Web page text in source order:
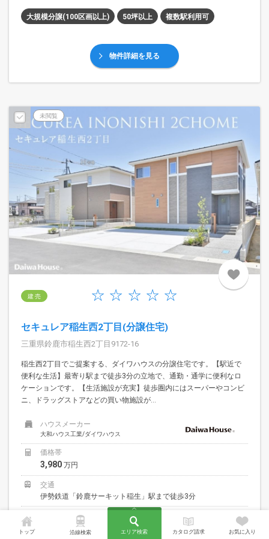
トップ 沿線検索 エリア検索 カタログ請求 お気に入り
大規模分譲(100区画以上) 50坪以上 複数駅利用可
物件詳細を見る
未閲覧
建 売
セキュレア稲生西2丁目(分譲住宅)
三重県鈴鹿市稲生西2丁目9172-16
稲生西2丁目でご提案する、ダイワハウスの分譲住宅です。【駅近で
便利な生活】最寄り駅まで徒歩3分の立地で、通勤・通学に便利なロ
ケーションです。【生活施設が充実】徒歩圏内にはスーパーやコンビ
ニ、ドラッグストアなどの買い物施設が...
ハウスメーカー
大和ハウス工業/ダイワハウス
価格帯
3,980 万円
交通
伊勢鉄道「鈴鹿サーキット稲生」駅まで徒歩3分